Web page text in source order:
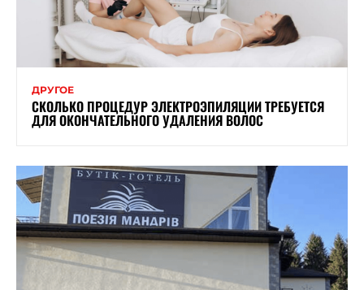
ДРУГОЕ
СКОЛЬКО ПРОЦЕДУР ЭЛЕКТРОЭПИЛЯЦИИ ТРЕБУЕТСЯ
ДЛЯ ОКОНЧАТЕЛЬНОГО УДАЛЕНИЯ ВОЛОС